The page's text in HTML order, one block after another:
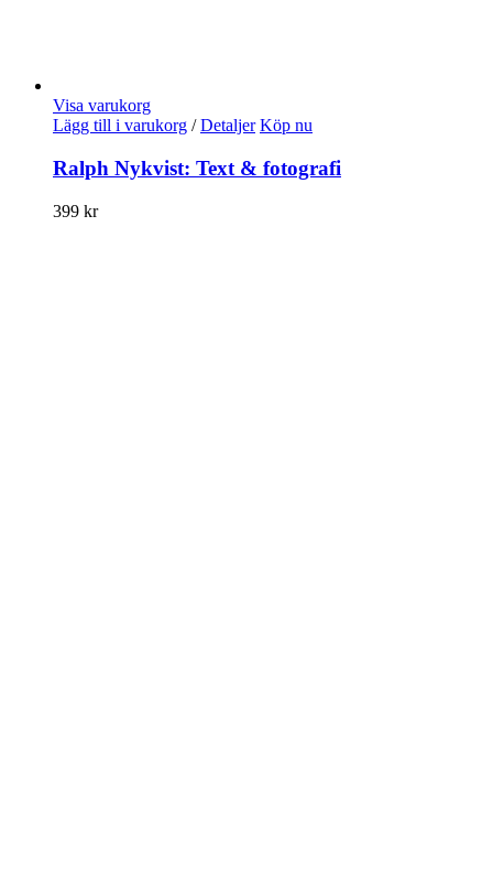
Visa varukorg
Lägg till i varukorg / Detaljer Köp nu
Ralph Nykvist: Text & fotografi
399 kr